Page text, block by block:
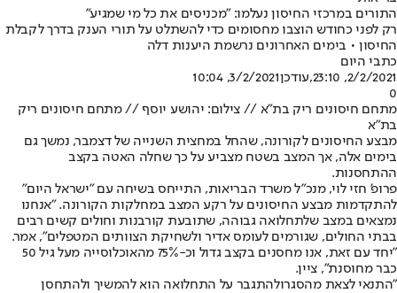
התורים במרכזי החיסון נעלמו: "מכניסים את כל מי שמגיע"
רק לפני כחודש הוצבו מחסומים כדי להשתלט על תורי הענק בדרך לקבלת
החיסון • בימים האחרונים נרשמת היענות דלה
כתבי היום
2/2/2021, 23:10
,עודכן3/2/2021, 10:04
0
מתחם חיסונים ריק בת"א // צילום: יהושע יוסף // מתחם חיסונים ריק
בת"א
מבצע החיסונים לקורונה, שהחל במחצית השנייה של דצמבר, נמשך גם
בימים אלה, אך המצב בשטח מצביע על כך שחלה האטה בקצב
ההתחסנות.
פרופ' חזי לוי, מנכ"ל משרד הבריאות, התייחס בשיחה עם "ישראל היום"
להתקדמות מבצע החיסונים על רקע המצב במחלקות הקורונה. "אנחנו
נמצאים במצב שלתחלואה גבוהה, שתובעת קורבנות וחולים קשים רבים
בבתי החולים, שגורמים לעומס אדיר ולשחיקת הצוותים המטפלים", אמר.
"יחד עם זאת, אנו מחסנים בקצב גדול וכ-75% מהאוכלוסייה מעל גיל 50
כבר מחוסנת", ציין.
"התנאי לצאת מהסגרולהתגבר על התחלואה הוא להמשיך ולהתחסן